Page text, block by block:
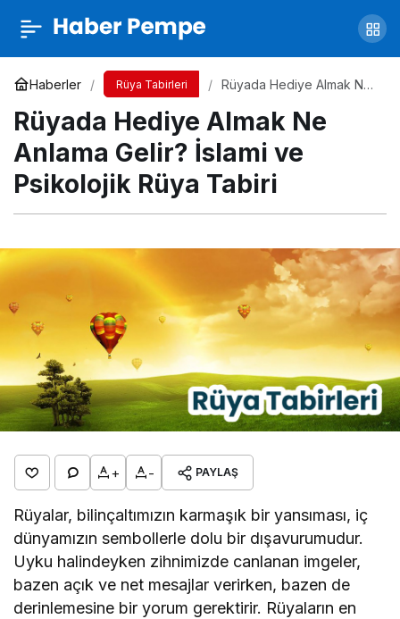
Haberler Rüya Tabirleri
Rüyada Hediye Almak Ne
Psikolojik Rüya Tabiri
Rüyada Hediye Almak Ne
Anlama Gelir? İslami ve
Psikolojik Rüya Tabiri
+ - PAYLAŞ
Rüyalar, bilinçaltımızın karmaşık bir yansıması, iç
dünyamızın sembollerle dolu bir dışavurumudur.
Uyku halindeyken zihnimizde canlanan imgeler,
bazen açık ve net mesajlar verirken, bazen de
derinlemesine bir yorum gerektirir. Rüyaların en
Rüyada Sigara İçtiğini Görmek Ne Anlama
Gelir? İslami ve Psikolojik Rüya Tabiri
Paylaş